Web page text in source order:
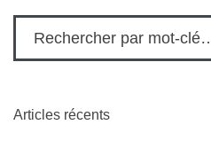
Articles récents